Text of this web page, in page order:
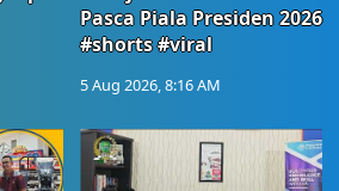
Pasca Piala Presiden 2026
#shorts #viral
5 Aug 2026, 8:16 AM